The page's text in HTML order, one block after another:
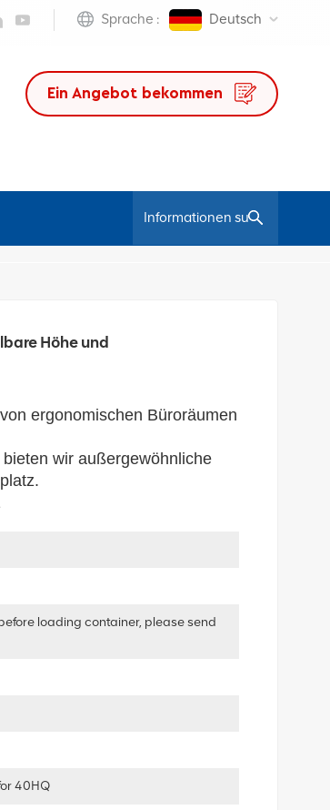
Sprache : Deutsch
Ein Angebot bekommen
Höhe und
ergonomischen Büroräumen
wir außergewöhnliche
loading container, please send
40HQ